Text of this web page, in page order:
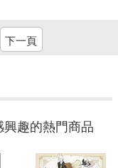
下一頁
趣的熱門商品